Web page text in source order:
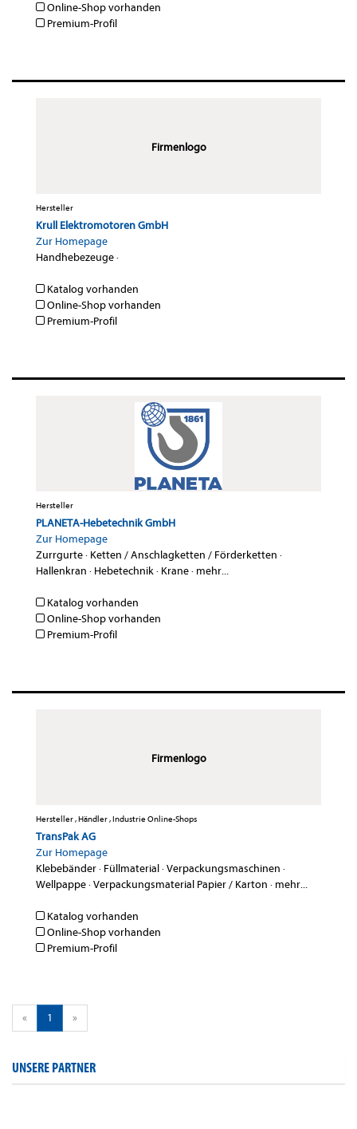
Online-Shop vorhanden
Premium-Profil
Firmenlogo
Hersteller
Krull Elektromotoren GmbH
Zur Homepage
Handhebezeuge·
Katalog vorhanden
Online-Shop vorhanden
Premium-Profil
Hersteller
PLANETA-Hebetechnik GmbH
Zur Homepage
Zurrgurte· Ketten / Anschlagketten / Förderketten ·
Hallenkran · Hebetechnik· Krane· mehr...
Katalog vorhanden
Online-Shop vorhanden
Premium-Profil
Firmenlogo
Hersteller , Händler , Industrie Online-Shops
TransPak AG
Zur Homepage
Klebebänder· Füllmaterial·Verpackungsmaschinen ·
Wellpappe·Verpackungsmaterial Papier / Karton · mehr...
Katalog vorhanden
Online-Shop vorhanden
Premium-Profil
« 1 »
UNSERE PARTNER